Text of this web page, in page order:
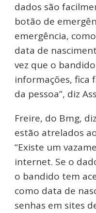
dados são
botão de
emergência,
data de
vez que o bandido
informações, fica
da pessoa”, diz
Freire, do Bmg,
estão atrelados
“Existe um
internet. Se o
o bandido tem
como data de
senhas em sites